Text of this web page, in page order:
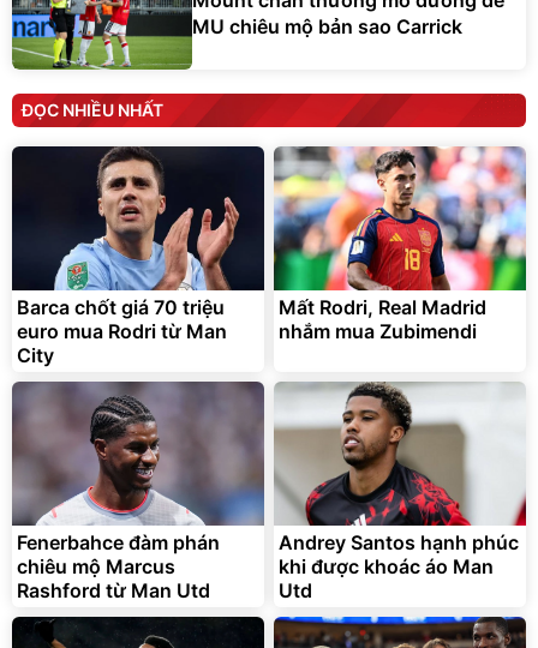
MU chiêu mộ bản sao Carrick
ĐỌC NHIỀU NHẤT
Barca chốt giá 70 triệu
euro mua Rodri từ Man
City
Mất Rodri, Real Madrid
nhắm mua Zubimendi
Fenerbahce đàm phán
chiêu mộ Marcus
Rashford từ Man Utd
Andrey Santos hạnh phúc
khi được khoác áo Man
Utd